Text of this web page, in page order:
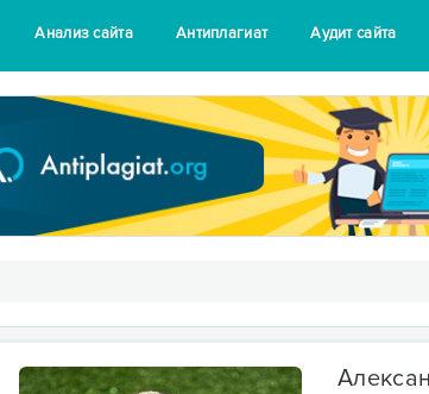
Анализ сайта Антиплагиат Аудит сайта